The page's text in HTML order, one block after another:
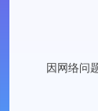
因网络问